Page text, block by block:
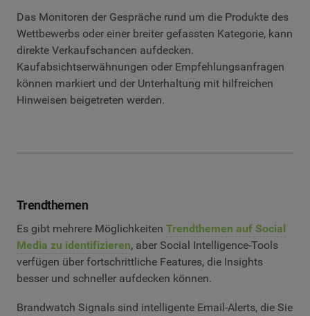
Das Monitoren der Gespräche rund um die Produkte des
Wettbewerbs oder einer breiter gefassten Kategorie, kann
direkte Verkaufschancen aufdecken.
Kaufabsichtserwähnungen oder Empfehlungsanfragen
können markiert und der Unterhaltung mit hilfreichen
Hinweisen beigetreten werden.
Trendthemen
Es gibt mehrere Möglichkeiten Trendthemen auf Social
Media zu identifizieren, aber Social Intelligence-Tools
verfügen über fortschrittliche Features, die Insights
besser und schneller aufdecken können.
Brandwatch Signals sind intelligente Email-Alerts, die Sie